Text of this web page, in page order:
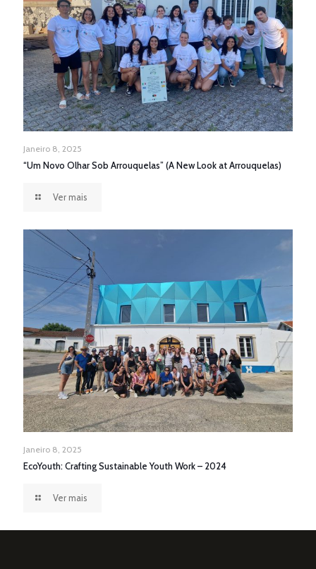
Janeiro 8, 2025
“Um Novo Olhar Sob Arrouquelas” (A New Look at Arrouquelas)
Ver mais
Janeiro 8, 2025
EcoYouth: Crafting Sustainable Youth Work – 2024
Ver mais